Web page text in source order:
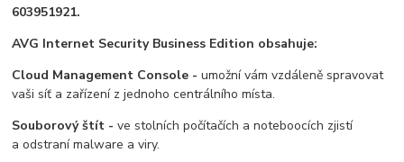
603951921.
AVG Internet Security Business Edition obsahuje:
Cloud Management Console -umožní vám vzdáleně spravovat
vaši síť a zařízení z jednoho centrálního místa.
Souborový štít -ve stolních počítačích a noteboocích zjistí
a odstraní malware a viry.